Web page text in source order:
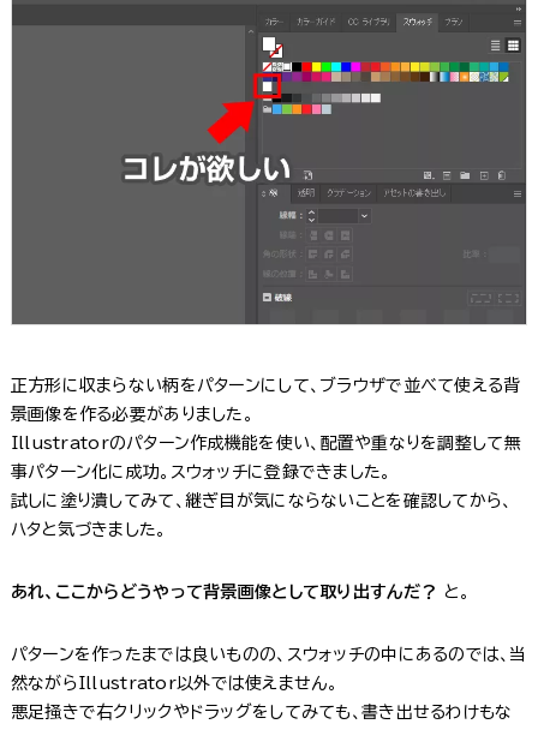
正方形に収まらない柄をパターンにして、ブラウザで並べて使える背
景画像を作る必要がありました。
Illustratorのパターン作成機能を使い、配置や重なりを調整して無
事パターン化に成功。スウォッチに登録できました。
試しに塗り潰してみて、継ぎ目が気にならないことを確認してから、
ハタと気づきました。
あれ、ここからどうやって背景画像として取り出すんだ？ と。
パターンを作ったまでは良いものの、スウォッチの中にあるのでは、当
然ながらIllustrator以外では使えません。
悪足掻きで右クリックやドラッグをしてみても、書き出せるわけもな